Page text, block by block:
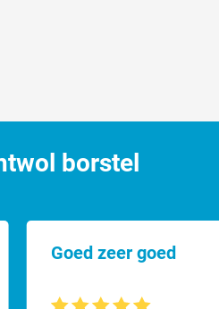
borstel
Goed zeer goed